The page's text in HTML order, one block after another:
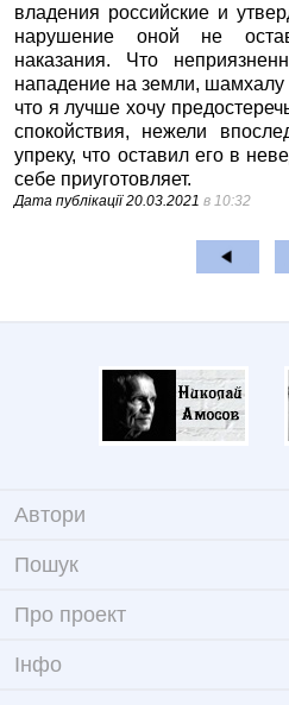
владения российские и
нарушение оной не
наказания. Что
нападение на земли,
что я лучше хочу
спокойствия, нежели
упреку, что оставил его в
себе приуготовляет.
Дата публікації20.03.2021 в 10:32
Автори
Пошук
Про проект
Iнфо